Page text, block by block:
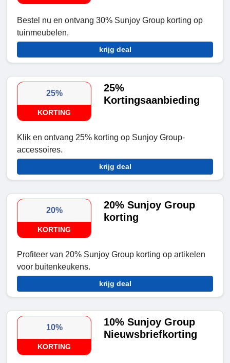
Bestel nu en ontvang 30% Sunjoy Group korting op
tuinmeubelen.
krijg deal
25%
KORTING
25%
Kortingsaanbieding
Klik en ontvang 25% korting op Sunjoy Group-
accessoires.
krijg deal
20%
KORTING
20% Sunjoy Group
korting
Profiteer van 20% Sunjoy Group korting op artikelen
voor buitenkeukens.
krijg deal
10%
KORTING
10% Sunjoy Group
Nieuwsbriefkorting